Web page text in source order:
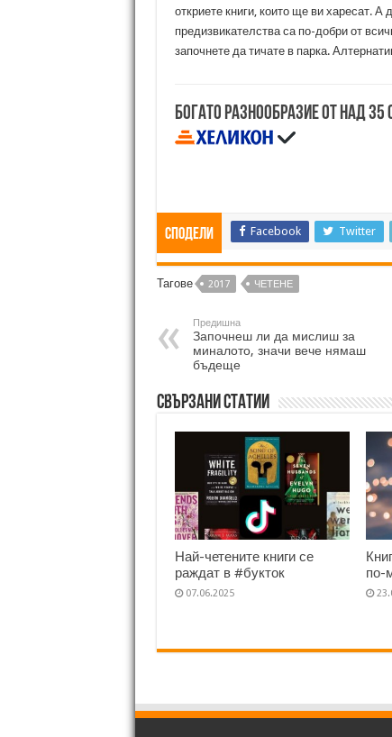
откриете книги, които ще ви харесат.
предизвикателства са по-добри от
започнете да тичате в парка.
Богато разнообразие от над
Сподели Facebook Twitter
Тагове 2017 ЧЕТЕНЕ
Предишна
Започнеш ли да мислиш за
миналото, значи вече нямаш
бъдеще
Свързани статии
Най-четените книги се
раждат в #букток
07.06.2025
по-